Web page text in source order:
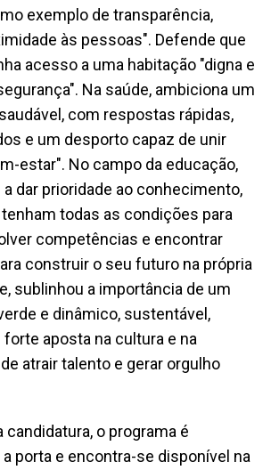
exemplo de transparência,
às pessoas". Defende que
acesso a uma habitação "digna e
Na saúde, ambiciona um
com respostas rápidas,
e um desporto capaz de unir
estar". No campo da educação,
dar prioridade ao conhecimento,
todas as condições para
competências e encontrar
construir o seu futuro na própria
sublinhou a importância de um
e dinâmico, sustentável,
aposta na cultura e na
atrair talento e gerar orgulho
candidatura, o programa é
porta e encontra-se disponível na